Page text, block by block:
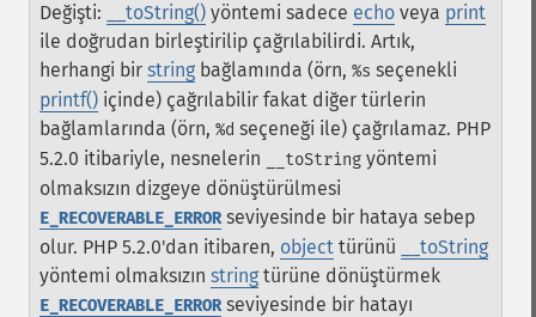
Değişti: __toString() yöntemi sadece echo veya print
ile doğrudan birleştirilip çağrılabilirdi. Artık,
herhangi bir string bağlamında (örn, %s seçenekli
printf() içinde) çağrılabilir fakat diğer türlerin
bağlamlarında (örn, %d seçeneği ile) çağrılamaz. PHP
5.2.0 itibariyle, nesnelerin
__toString yöntemi
olmaksızın dizgeye dönüştürülmesi
E_RECOVERABLE_ERRORseviyesinde bir hataya sebep
olur. PHP 5.2.0'dan itibaren, object türünü
__toString
yöntemi olmaksızın string türüne dönüştürmek
E_RECOVERABLE_ERRORseviyesinde bir hatayı